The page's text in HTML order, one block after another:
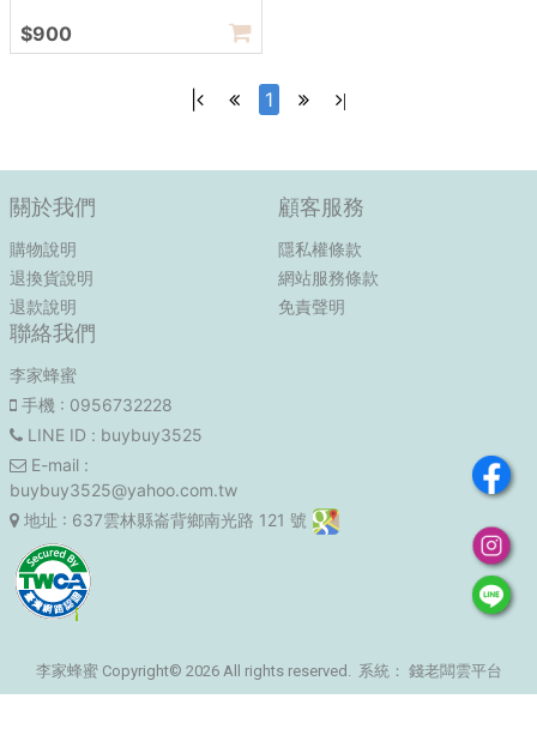
$900
1 |
關於我們
購物說明
退換貨說明
退款說明
顧客服務
隱私權條款
網站服務條款
免責聲明
聯絡我們
李家蜂蜜
手機 : 0956732228
LINE ID : buybuy3525
E-mail :
buybuy3525@yahoo.com.tw
地址 : 637雲林縣崙背鄉南光路 121 號
李家蜂蜜 Copyright© 2026 All rights reserved. 系統： 錢老闆雲平台